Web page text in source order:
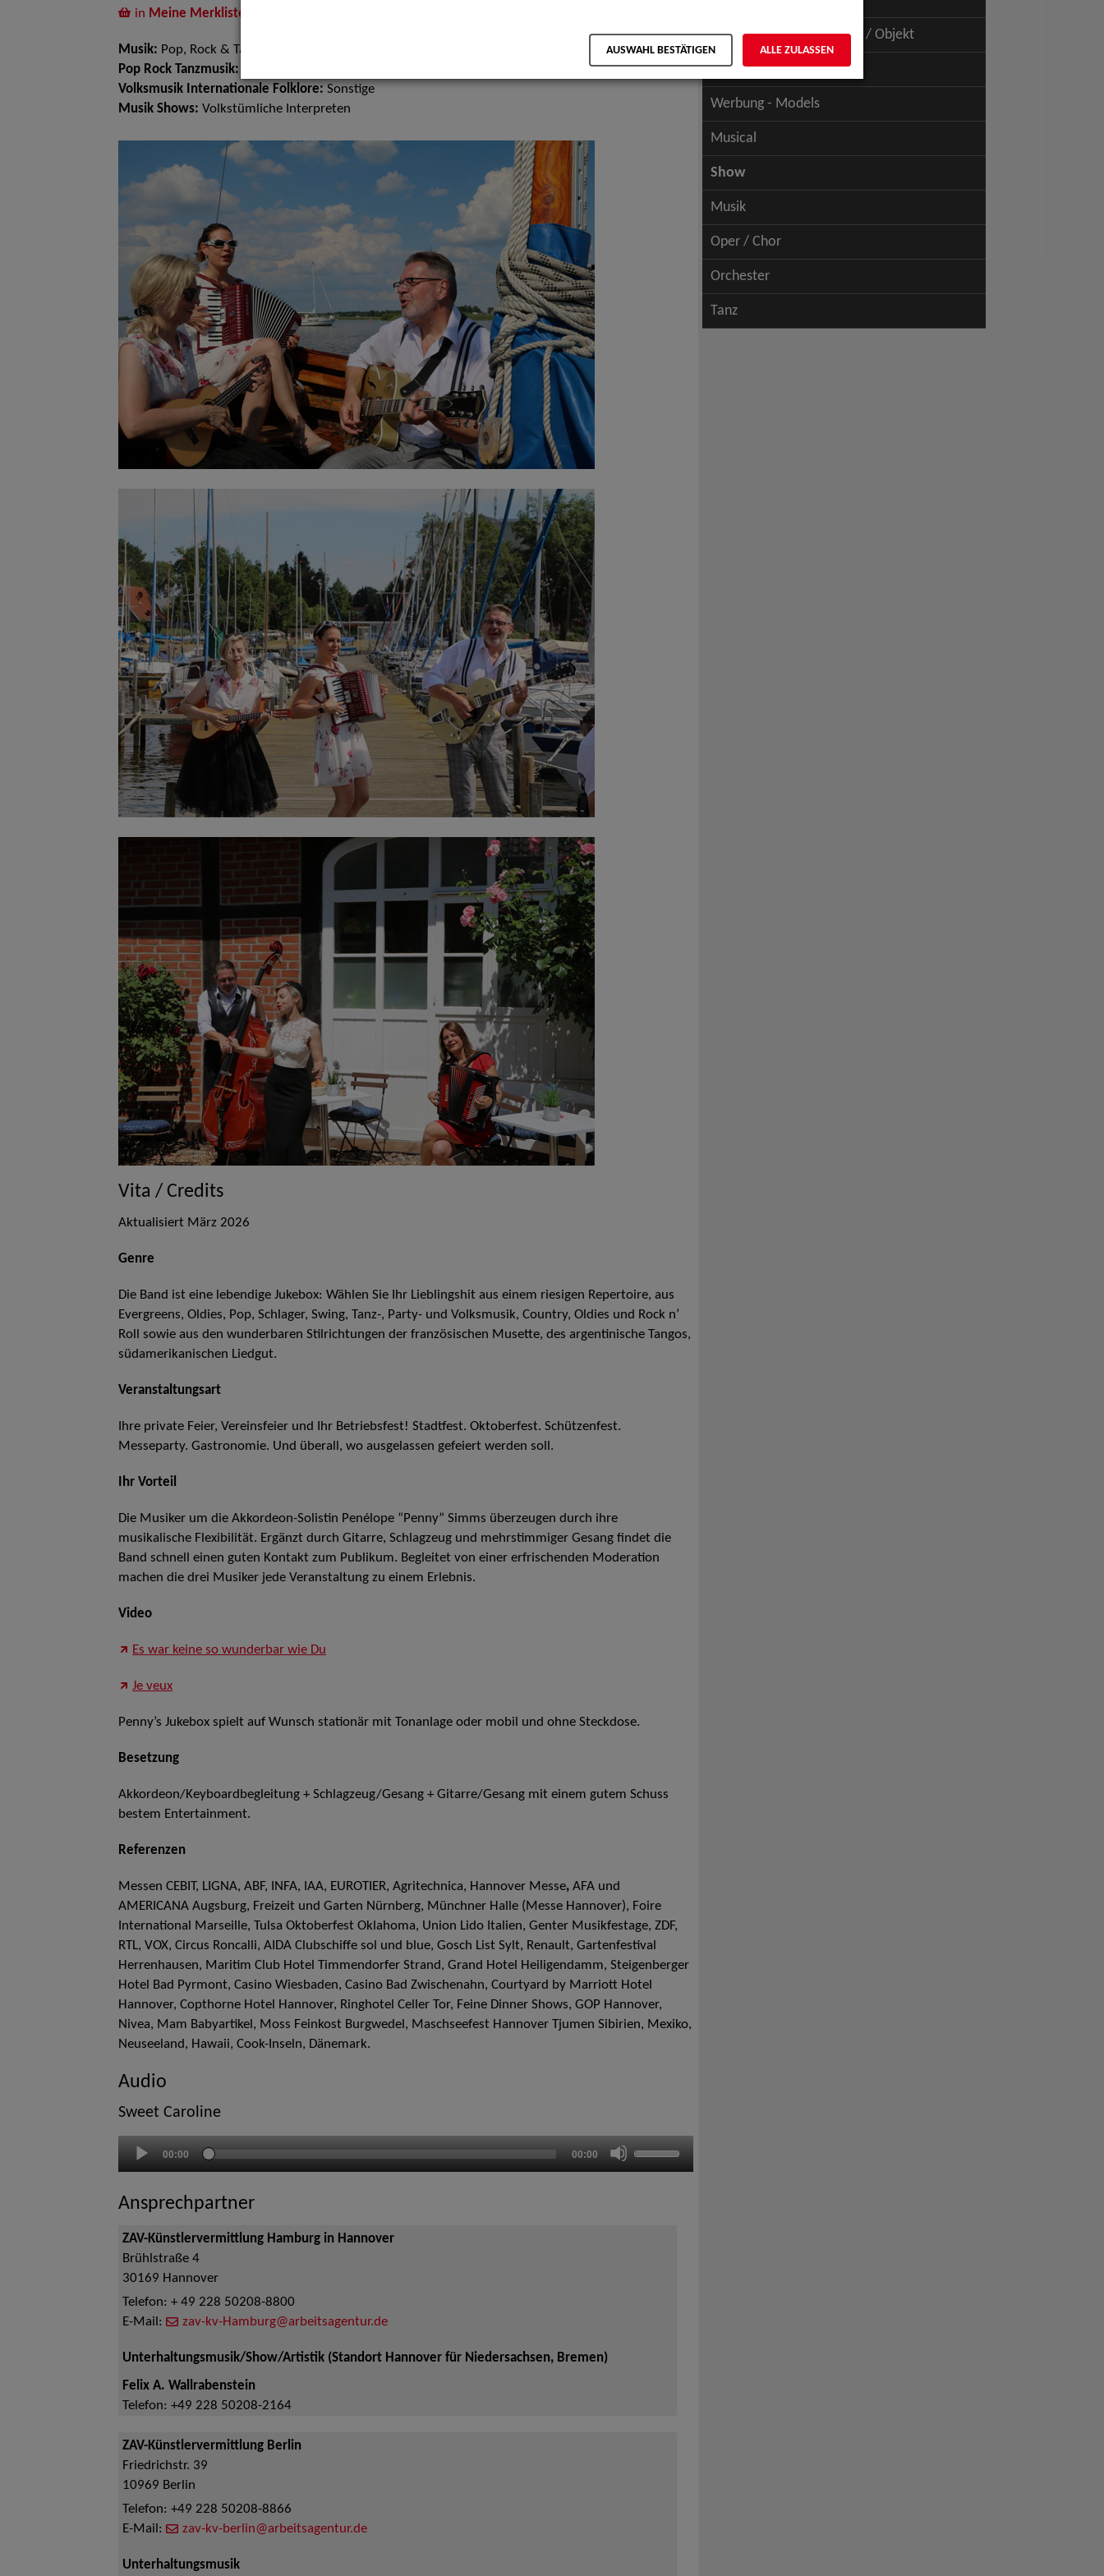
in Meine Merkliste
Musik: Pop, Rock & Tanzmusik, Volksmusik und Intern. Folklore
Pop Rock Tanzmusik:
Volksmusik Internationale Folklore: Sonstige
Musik Shows: Volkstümliche Interpreten
Vita / Credits
Aktualisiert März 2026
Genre
Die Band ist eine lebendige Jukebox: Wählen Sie Ihr Lieblingshit aus einem riesigen Repertoire, aus
Evergreens, Oldies, Pop, Schlager, Swing, Tanz-, Party- und Volksmusik, Country, Oldies und Rock n’
Roll sowie aus den wunderbaren Stilrichtungen der französischen Musette, des argentinische Tangos,
südamerikanischen Liedgut.
Veranstaltungsart
Ihre private Feier, Vereinsfeier und Ihr Betriebsfest! Stadtfest. Oktoberfest. Schützenfest.
Messeparty. Gastronomie. Und überall, wo ausgelassen gefeiert werden soll.
Ihr Vorteil
Die Musiker um die Akkordeon-Solistin Penélope “Penny” Simms überzeugen durch ihre
musikalische Flexibilität. Ergänzt durch Gitarre, Schlagzeug und mehrstimmiger Gesang findet die
Band schnell einen guten Kontakt zum Publikum. Begleitet von einer erfrischenden Moderation
machen die drei Musiker jede Veranstaltung zu einem Erlebnis.
Video
Es war keine so wunderbar wie Du
Je veux
Penny’s Jukebox spielt auf Wunsch stationär mit Tonanlage oder mobil und ohne Steckdose.
Besetzung
Akkordeon/Keyboardbegleitung + Schlagzeug/Gesang + Gitarre/Gesang mit einem gutem Schuss
bestem Entertainment.
Referenzen
Messen CEBIT, LIGNA, ABF, INFA, IAA, EUROTIER, Agritechnica, Hannover Messe, AFA und
AMERICANA Augsburg, Freizeit und Garten Nürnberg, Münchner Halle (Messe Hannover), Foire
International Marseille, Tulsa Oktoberfest Oklahoma, Union Lido Italien, Genter Musikfestage, ZDF,
RTL, VOX, Circus Roncalli, AIDA Clubschiffe sol und blue, Gosch List Sylt, Renault, Gartenfestival
Herrenhausen, Maritim Club Hotel Timmendorfer Strand, Grand Hotel Heiligendamm, Steigenberger
Hotel Bad Pyrmont, Casino Wiesbaden, Casino Bad Zwischenahn, Courtyard by Marriott Hotel
Hannover, Copthorne Hotel Hannover, Ringhotel Celler Tor, Feine Dinner Shows, GOP Hannover,
Nivea, Mam Babyartikel, Moss Feinkost Burgwedel, Maschseefest Hannover Tjumen Sibirien, Mexiko,
Neuseeland, Hawaii, Cook-Inseln, Dänemark.
Audio
Sweet Caroline
Player
00:00 00:00
die
Ansprechpartner
ZAV-Künstlervermittlung Hamburg in Hannover
Brühlstraße 4
30169 Hannover
Telefon: + 49 228 50208-8800
E-Mail:
zav-kv-Hamburg@arbeitsagentur.de
Unterhaltungsmusik/Show/Artistik (Standort Hannover für Niedersachsen, Bremen)
Felix A. Wallrabenstein
Telefon: +49 228 50208-2164
ZAV-Künstlervermittlung Berlin
Friedrichstr. 39
10969 Berlin
Telefon: +49 228 50208-8866
E-Mail:
zav-kv-berlin@arbeitsagentur.de
Unterhaltungsmusik
Schauspiel - Figur / Puppe / Objekt
Werbung - Talents
Werbung - Models
Musical
Show
Musik
Oper / Chor
Orchester
Tanz
AUSWAHL BESTÄTIGEN ALLE ZULASSEN